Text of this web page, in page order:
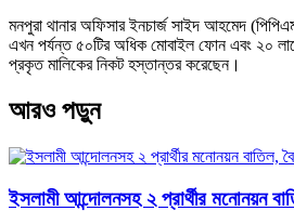
মনপুরা থানার অফিসার ইনচার্জ সাইদ আহমেদ
এখন পর্যন্ত ৫০টির অধিক মোবাইল ফোন এবং ২০
প্রকৃত মালিকের নিকট হস্তান্তর করেছেন।
আরও পড়ুন
ইসলামী আন্দোলনসহ ২ প্রার্থীর মনোনয়ন